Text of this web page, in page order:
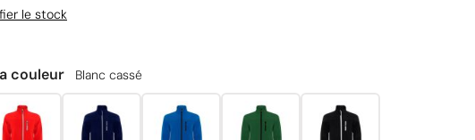
le stock
couleur Blanc cassé